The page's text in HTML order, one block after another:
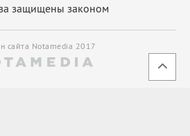
защищены законом
сайта Notamedia 2017